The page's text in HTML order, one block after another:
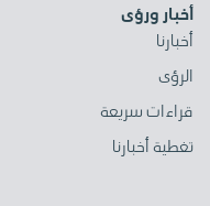
أخبار ورؤى
أخبارنا
الرؤى
قراءات سريعة
تغطية أخبارنا